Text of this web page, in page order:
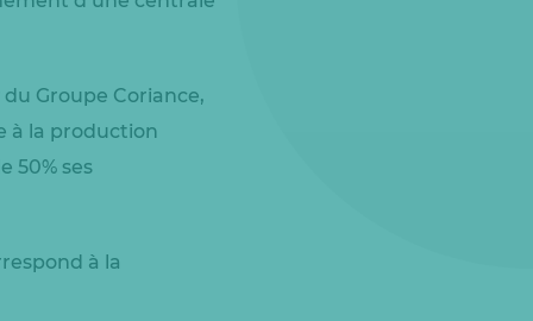
Groupe Coriance,
à la production
50% ses
à la